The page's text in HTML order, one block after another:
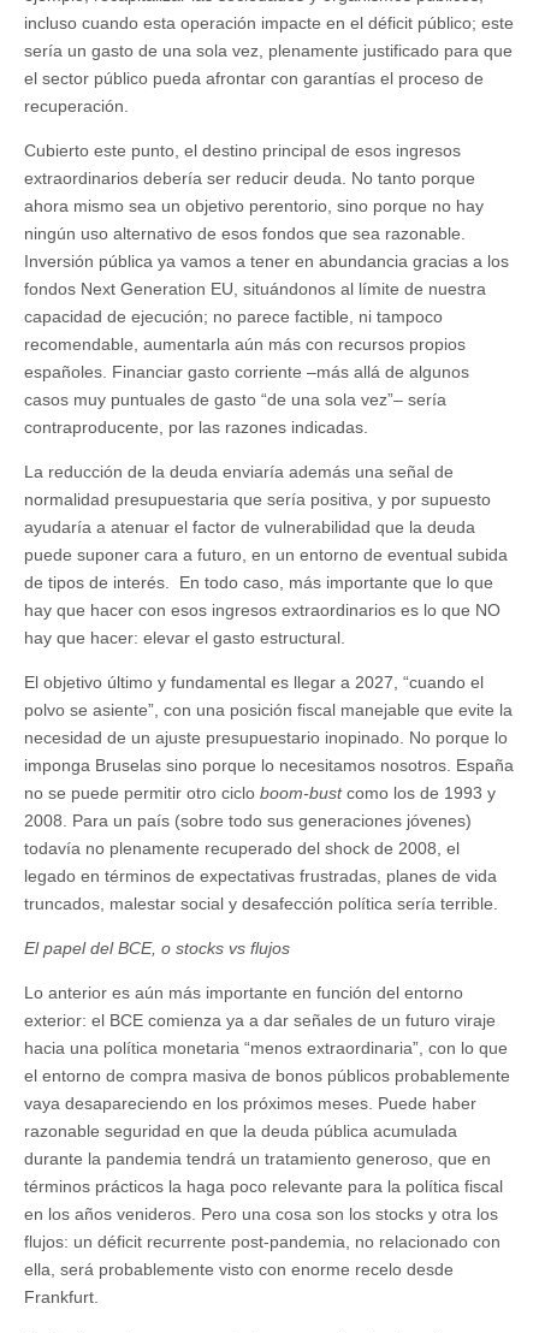
incluso cuando esta operación impacte en el déficit público; este
sería un gasto de una sola vez, plenamente justificado para que
el sector público pueda afrontar con garantías el proceso de
recuperación.
Cubierto este punto, el destino principal de esos ingresos
extraordinarios debería ser reducir deuda. No tanto porque
ahora mismo sea un objetivo perentorio, sino porque no hay
ningún uso alternativo de esos fondos que sea razonable.
Inversión pública ya vamos a tener en abundancia gracias a los
fondos Next Generation EU, situándonos al límite de nuestra
capacidad de ejecución; no parece factible, ni tampoco
recomendable, aumentarla aún más con recursos propios
españoles. Financiar gasto corriente –más allá de algunos
casos muy puntuales de gasto “de una sola vez”– sería
contraproducente, por las razones indicadas.
La reducción de la deuda enviaría además una señal de
normalidad presupuestaria que sería positiva, y por supuesto
ayudaría a atenuar el factor de vulnerabilidad que la deuda
puede suponer cara a futuro, en un entorno de eventual subida
de tipos de interés. En todo caso, más importante que lo que
hay que hacer con esos ingresos extraordinarios es lo que NO
hay que hacer: elevar el gasto estructural.
El objetivo último y fundamental es llegar a 2027, “cuando el
polvo se asiente”, con una posición fiscal manejable que evite la
necesidad de un ajuste presupuestario inopinado. No porque lo
imponga Bruselas sino porque lo necesitamos nosotros. España
no se puede permitir otro ciclo boom-bustcomo los de 1993 y
2008. Para un país (sobre todo sus generaciones jóvenes)
todavía no plenamente recuperado del shock de 2008, el
legado en términos de expectativas frustradas, planes de vida
truncados, malestar social y desafección política sería terrible.
El papel del BCE, o stocks vs flujos
Lo anterior es aún más importante en función del entorno
exterior: el BCE comienza ya a dar señales de un futuro viraje
hacia una política monetaria “menos extraordinaria”, con lo que
el entorno de compra masiva de bonos públicos probablemente
vaya desapareciendo en los próximos meses. Puede haber
razonable seguridad en que la deuda pública acumulada
durante la pandemia tendrá un tratamiento generoso, que en
términos prácticos la haga poco relevante para la política fiscal
en los años venideros. Pero una cosa son los stocks y otra los
flujos: un déficit recurrente post-pandemia, no relacionado con
ella, será probablemente visto con enorme recelo desde
Frankfurt.